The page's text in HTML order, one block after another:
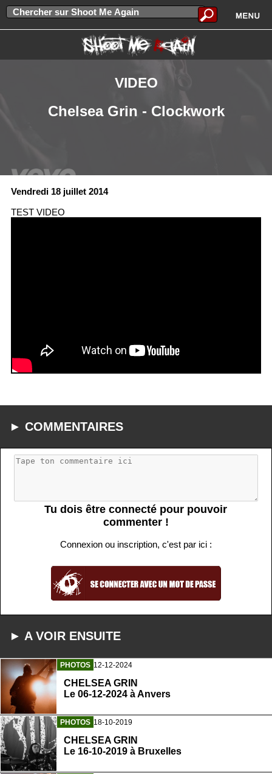
VIDEO
Chelsea Grin - Clockwork
Vendredi 18 juillet 2014
TEST VIDEO
► COMMENTAIRES
Tu dois être connecté pour pouvoir
commenter !
Connexion ou inscription, c'est par ici :
► A VOIR ENSUITE
PHOTOS 12-12-2024
CHELSEA GRIN
Le 06-12-2024 à Anvers
PHOTOS 18-10-2019
CHELSEA GRIN
Le 16-10-2019 à Bruxelles